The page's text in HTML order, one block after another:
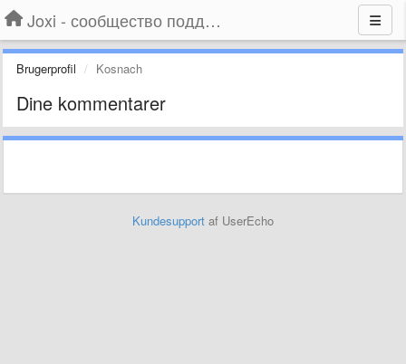
Joxi - сообщество поддержки
Brugerprofil Kosnach
Dine kommentarer
Kundesupport af UserEcho